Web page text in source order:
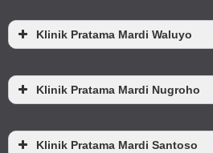
Klinik Pratama Mardi Waluyo
Klinik Pratama Mardi Nugroho
Klinik Pratama Mardi Santoso